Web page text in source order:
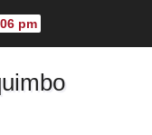
pm